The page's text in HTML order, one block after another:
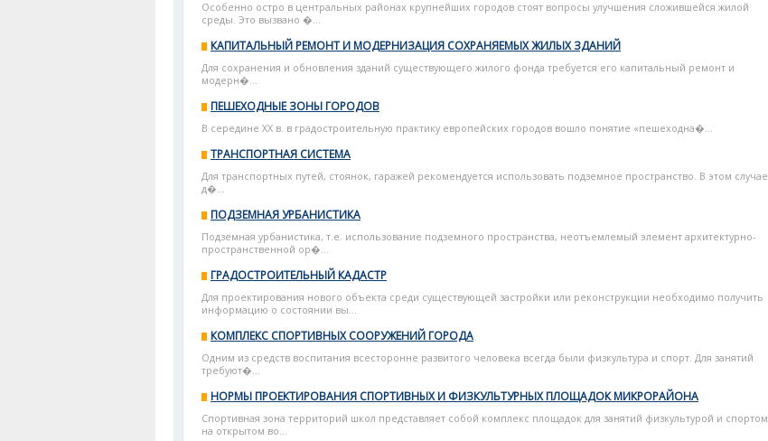
Особенно остро в центральных районах крупнейших городов стоят вопросы улучшения сложившейся жилой
среды. Это вызвано �...
КАПИТАЛЬНЫЙ РЕМОНТ И МОДЕРНИЗАЦИЯ СОХРАНЯЕМЫХ ЖИЛЫХ ЗДАНИЙ
Для сохранения и обновления зданий существующего жилого фонда требуется его капитальный ремонт и
модерн�...
ПЕШЕХОДНЫЕ ЗОНЫ ГОРОДОВ
В середине XX в. в градостроительную практику европейских городов вошло понятие «пешеходна�...
ТРАНСПОРТНАЯ СИСТЕМА
Для транспортных путей, стоянок, гаражей рекомендуется использовать подземное пространство. В этом случае
д�...
ПОДЗЕМНАЯ УРБАНИСТИКА
Подземная урбанистика, т.е. использование подземного пространства, неотъемлемый элемент архитектурно-
пространственной ор�...
ГРАДОСТРОИТЕЛЬНЫЙ КАДАСТР
Для проектирования нового объекта среди существующей застройки или реконструкции необходимо получить
информацию о состоянии вы...
КОМПЛЕКС СПОРТИВНЫХ СООРУЖЕНИЙ ГОРОДА
Одним из средств воспитания всесторонне развитого человека всегда были физкультура и спорт. Для занятий
требуют�...
НОРМЫ ПРОЕКТИРОВАНИЯ СПОРТИВНЫХ И ФИЗКУЛЬТУРНЫХ ПЛОЩАДОК МИКРОРАЙОНА
Спортивная зона территорий школ представляет собой комплекс площадок для занятий физкультурой и спортом
на открытом во...